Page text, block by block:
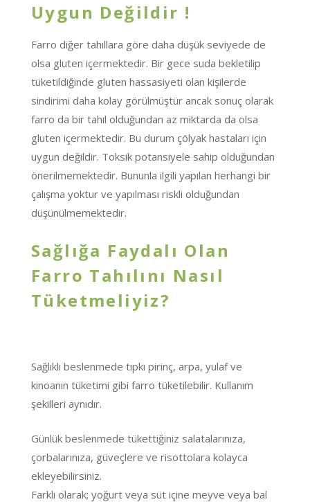
Uygun Değildir !
Farro diğer tahıllara göre daha düşük seviyede de
olsa gluten içermektedir. Bir gece suda bekletilip
tüketildiğinde gluten hassasiyeti olan kişilerde
sindirimi daha kolay görülmüştür ancak sonuç olarak
farro da bir tahıl olduğundan az miktarda da olsa
gluten içermektedir. Bu durum çölyak hastaları için
uygun değildir. Toksik potansiyele sahip olduğundan
önerilmemektedir. Bununla ilgili yapılan herhangi bir
çalışma yoktur ve yapılması riskli olduğundan
düşünülmemektedir.
Sağlığa Faydalı Olan
Farro Tahılını Nasıl
Tüketmeliyiz?
Sağlıklı beslenmede tıpkı pirinç, arpa, yulaf ve
kinoanın tüketimi gibi farro tüketilebilir. Kullanım
şekilleri aynıdır.
Günlük beslenmede tükettiğiniz salatalarınıza,
çorbalarınıza, güveçlere ve risottolara kolayca
ekleyebilirsiniz.
Farklı olarak; yoğurt veya süt içine meyve veya bal